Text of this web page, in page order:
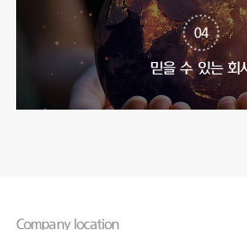
04
믿을 수 있는 회
Company location